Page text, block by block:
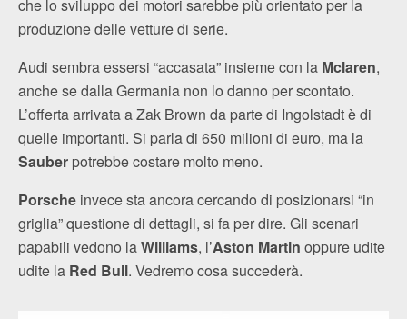
che lo sviluppo dei motori sarebbe più orientato per la
produzione delle vetture di serie.
Audi sembra essersi “accasata” insieme con la Mclaren,
anche se dalla Germania non lo danno per scontato.
L’offerta arrivata a Zak Brown da parte di Ingolstadt è di
quelle importanti. Si parla di 650 milioni di euro, ma la
Sauber potrebbe costare molto meno.
Porsche invece sta ancora cercando di posizionarsi “in
griglia” questione di dettagli, si fa per dire. Gli scenari
papabili vedono laWilliams, l’Aston Martin oppure udite
udite la Red Bull. Vedremo cosa succederà.